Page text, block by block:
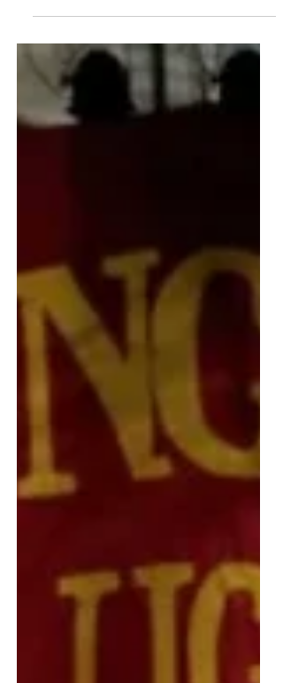
und Angestellten. Warnstreiks und
Betriebsversammlungen sind dabei mehr eine kurze
Inszenierung der Gewerkschaftsführer, um den
Arbeitern weiszumachen, dass man eh „alles
mögliche versucht hätte“. Jene Teile der Arbeiter- und